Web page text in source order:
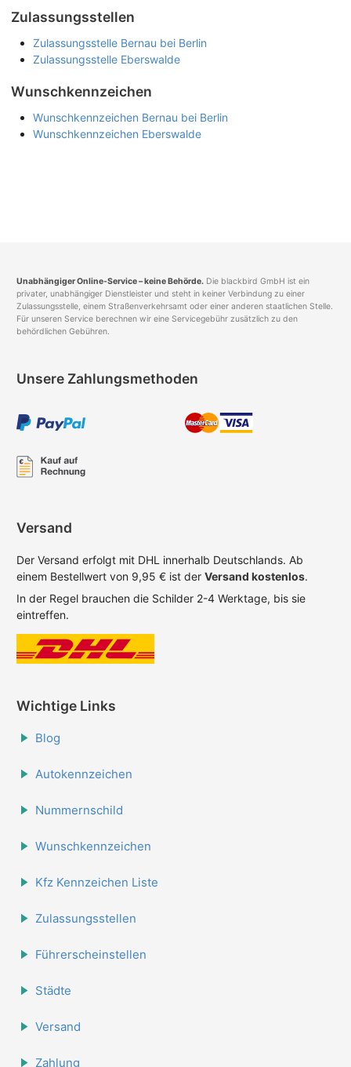
Zulassungsstellen
Zulassungsstelle Bernau bei Berlin
Zulassungsstelle Eberswalde
Wunschkennzeichen
Wunschkennzeichen Bernau bei Berlin
Wunschkennzeichen Eberswalde
Unabhängiger Online-Service – keine Behörde. Die blackbird GmbH ist ein
privater, unabhängiger Dienstleister und steht in keiner Verbindung zu einer
Zulassungsstelle, einem Straßenverkehrsamt oder einer anderen staatlichen Stelle.
Für unseren Service berechnen wir eine Servicegebühr zusätzlich zu den
behördlichen Gebühren.
Unsere Zahlungsmethoden
Versand
Der Versand erfolgt mit DHL innerhalb Deutschlands. Ab
einem Bestellwert von 9,95 € ist der Versand kostenlos.
In der Regel brauchen die Schilder 2-4 Werktage, bis sie
eintreffen.
Wichtige Links
Blog
Autokennzeichen
Nummernschild
Wunschkennzeichen
Kfz Kennzeichen Liste
Zulassungsstellen
Führerscheinstellen
Städte
Versand
Zahlung